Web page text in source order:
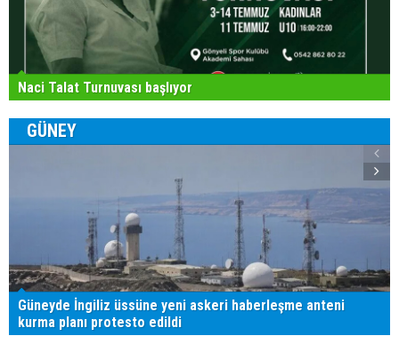
Naci Talat Turnuvası başlıyor
GÜNEY
Güneyde İngiliz üssüne yeni askeri haberleşme anteni
kurma planı protesto edildi